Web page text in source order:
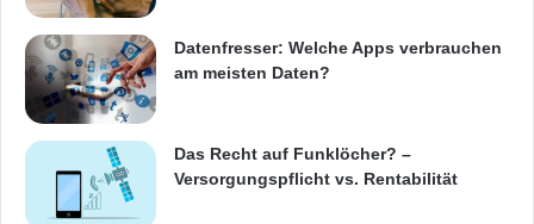
können wir ein schickes, nahezu
unzerstörbares Smartphone für Arbeit und
Freizeit anbieten.“
Das Smartphone Nautiz X 1 wird über den
gesamten Herbst hinweg auf zahlreichen
Datenfresser: Welche Apps verbrauchen
am meisten Daten?
Das Recht auf Funklöcher? –
Versorgungspflicht vs. Rentabilität